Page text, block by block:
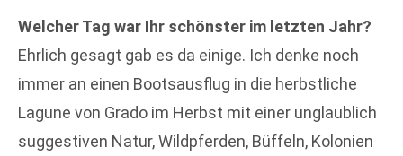
Welcher Tag war Ihr schönster im letzten Jahr?
Ehrlich gesagt gab es da einige. Ich denke noch
immer an einen Bootsausflug in die herbstliche
Lagune von Grado im Herbst mit einer unglaublich
suggestiven Natur, Wildpferden, Büffeln, Kolonien